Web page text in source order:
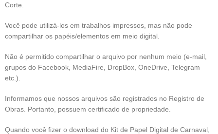
Corte.
Você pode utilizá-los em trabalhos impressos, mas não pode
compartilhar os papéis/elementos em meio digital.
Não é permitido compartilhar o arquivo por nenhum meio (e-mail,
grupos do Facebook, MediaFire, DropBox, OneDrive, Telegram
etc.).
Informamos que nossos arquivos são registrados no Registro de
Obras. Portanto, possuem certificado de propriedade.
Quando você fizer o download do Kit de Papel Digital de Carnaval,